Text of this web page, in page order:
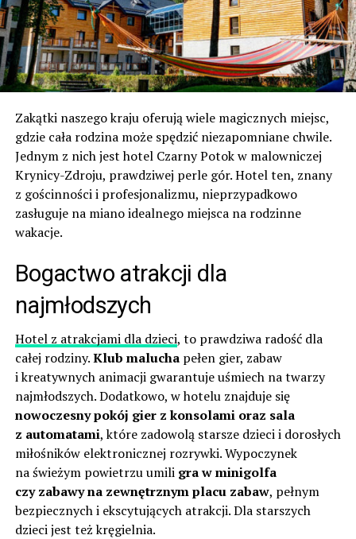
Zakątki naszego kraju oferują wiele magicznych miejsc,
gdzie cała rodzina może spędzić niezapomniane chwile.
Jednym z nich jest hotel Czarny Potok w malowniczej
Krynicy-Zdroju, prawdziwej perle gór. Hotel ten, znany
z gościnności i profesjonalizmu, nieprzypadkowo
zasługuje na miano idealnego miejsca na rodzinne
wakacje.
Bogactwo atrakcji dla
najmłodszych
Hotel z atrakcjami dla dzieci, to prawdziwa radość dla
całej rodziny.Klub maluchapełen gier, zabaw
i kreatywnych animacji gwarantuje uśmiech na twarzy
najmłodszych. Dodatkowo, w hotelu znajduje się
nowoczesny pokój gier z konsolami oraz sala
z automatami, które zadowolą starsze dzieci i dorosłych
miłośników elektronicznej rozrywki. Wypoczynek
na świeżym powietrzu umili gra w minigolfa
czy zabawy na zewnętrznym placu zabaw, pełnym
bezpiecznych i ekscytujących atrakcji. Dla starszych
dzieci jest też kręgielnia.